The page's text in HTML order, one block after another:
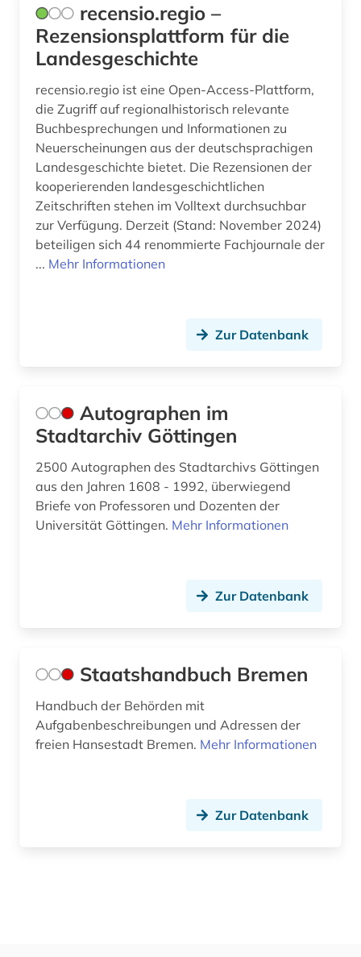
recensio.regio –
Rezensionsplattform für die
Landesgeschichte
recensio.regio ist eine Open-Access-Plattform,
die Zugriff auf regionalhistorisch relevante
Buchbesprechungen und Informationen zu
Neuerscheinungen aus der deutschsprachigen
Landesgeschichte bietet. Die Rezensionen der
kooperierenden landesgeschichtlichen
Zeitschriften stehen im Volltext durchsuchbar
zur Verfügung. Derzeit (Stand: November 2024)
beteiligen sich 44 renommierte Fachjournale der
... Mehr Informationen
Zur Datenbank
Autographen im
Stadtarchiv Göttingen
2500 Autographen des Stadtarchivs Göttingen
aus den Jahren 1608 - 1992, überwiegend
Briefe von Professoren und Dozenten der
Universität Göttingen. Mehr Informationen
Zur Datenbank
Staatshandbuch Bremen
Handbuch der Behörden mit
Aufgabenbeschreibungen und Adressen der
freien Hansestadt Bremen. Mehr Informationen
Zur Datenbank